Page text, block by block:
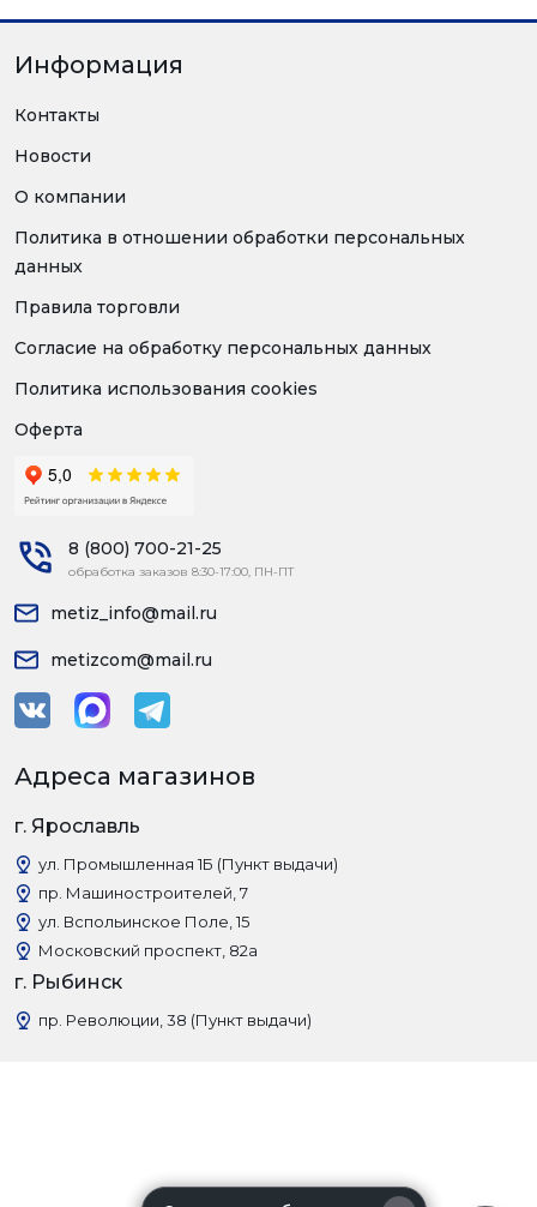
Информация
Контакты
Новости
О компании
Политика в отношении обработки персональных
данных
Правила торговли
Согласие на обработку персональных данных
Политика использования cookies
Оферта
8 (800) 700-21-25
обработка заказов 8:30-17:00, ПН-ПТ
metiz_info@mail.ru
metizcom@mail.ru
Адреса магазинов
г. Ярославль
ул. Промышленная 1Б (Пункт выдачи)
пр. Машиностроителей, 7
ул. Вспольинское Поле, 15
Московский проспект, 82а
г. Рыбинск
пр. Революции, 38 (Пункт выдачи)